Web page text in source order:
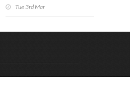
Tue 3rd Mar